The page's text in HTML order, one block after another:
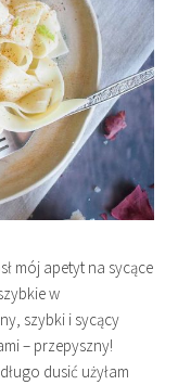
mój apetyt na sycące
w
szybki i sycący
– przepyszny!
dusić użyłam